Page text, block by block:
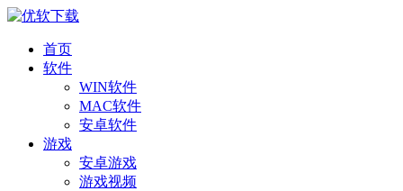
首页
软件
WIN软件
MAC软件
安卓软件
游戏
安卓游戏
游戏视频